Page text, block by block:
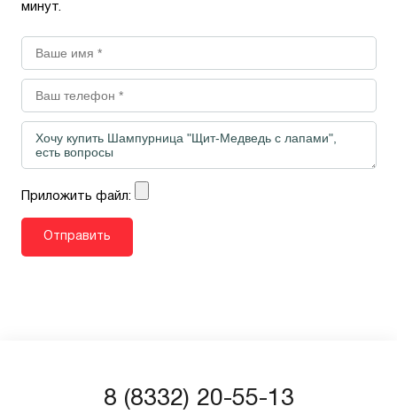
минут.
Приложить файл:
8 (8332) 20-55-13